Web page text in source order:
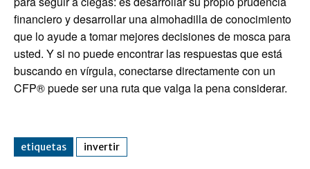
financiero y desarrollar una almohadilla de conocimiento
que lo ayude a tomar mejores decisiones de mosca para
usted. Y si no puede encontrar las respuestas que está
buscando en vírgula, conectarse directamente con un
CFP® puede ser una ruta que valga la pena considerar.
etiquetas invertir